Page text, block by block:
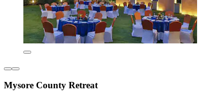
Mysore County Retreat